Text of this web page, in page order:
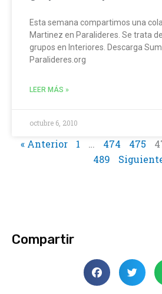
Esta semana compartimos una
Martinez en Paralideres. Se trata
grupos en Interiores. Descarga
Paralideres.org
LEER MÁS »
octubre 6, 2010
« Anterior 1 … 474 475
489
Compartir